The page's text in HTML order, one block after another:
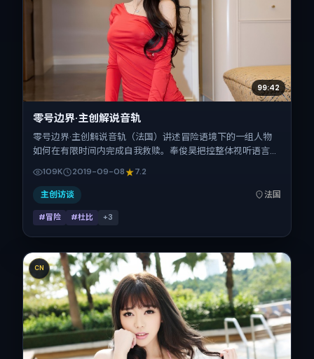
99:42
零号边界·主创解说音轨
零号边界·主创解说音轨（法国）讲述冒险语境下的一组人物
如何在有限时间内完成自我救赎。奉俊昊把控整体视听语言，
影片定于 2019-09-08 起陆续登陆院线与网络平台，国庆档
前后公映，片长110分钟。
109K 2019-09-08 7.2
主创访谈 法国
#冒险 #杜比 +3
CN